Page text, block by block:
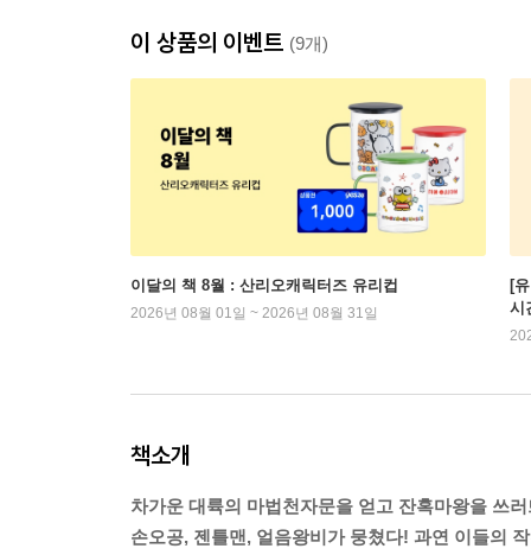
이 상품의 이벤트 (9개)
이달의 책 8월 : 산리오캐릭터즈 유리컵
2026년 08월 01일 ~ 2026년 08월 31일
[
시
책소개
차가운 대륙의 마법천자문을 얻고 잔혹마왕을 쓰
손오공, 젠틀맨, 얼음왕비가 뭉쳤다! 과연 이들의